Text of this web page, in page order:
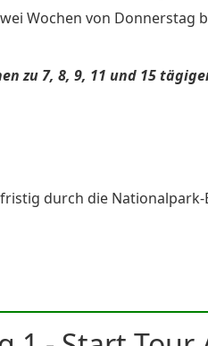
Wochen von Donnerstag
zu 7, 8, 9, 11 und 15
durch die